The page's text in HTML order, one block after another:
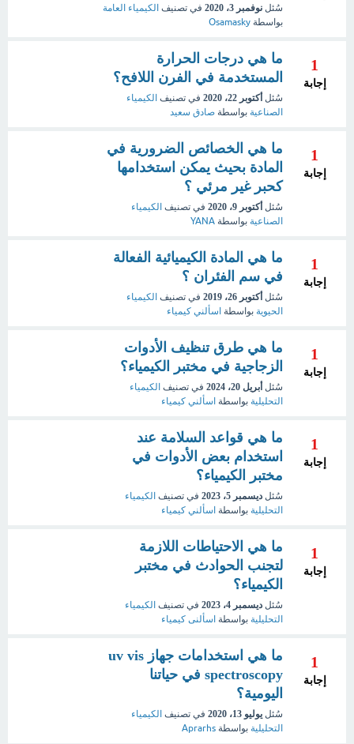
سُئل نوفمبر 3، 2020 في تصنيف الكيمياء العامة
بواسطة Osamasky
1
إجابة
ما هي درجات الحرارة
المستخدمة في الفرن اللافح؟
سُئل أكتوبر 22، 2020 في تصنيف الكيمياء
الصناعية بواسطة صادق سعيد
1
إجابة
ما هي الخصائص الضرورية في
المادة بحيث يمكن استخدامها
كحبر غير مرئي ؟
سُئل أكتوبر 9، 2020 في تصنيف الكيمياء
الصناعية بواسطة YANA
1
إجابة
ما هي المادة الكيميائية الفعالة
في سم الفئران ؟
سُئل أكتوبر 26، 2019 في تصنيف الكيمياء
الحيوية بواسطة اسألني كيمياء
1
إجابة
ما هي طرق تنظيف الأدوات
الزجاجية في مختبر الكيمياء؟
سُئل أبريل 20، 2024 في تصنيف الكيمياء
التحليلية بواسطة اسألني كيمياء
1
إجابة
ما هي قواعد السلامة عند
استخدام بعض الأدوات في
مختبر الكيمياء؟
سُئل ديسمبر 5، 2023 في تصنيف الكيمياء
التحليلية بواسطة اسألني كيمياء
1
إجابة
ما هي الاحتياطات اللازمة
لتجنب الحوادث في مختبر
الكيمياء؟
سُئل ديسمبر 4، 2023 في تصنيف الكيمياء
التحليلية بواسطة اسألنى كيمياء
1
إجابة
ما هي استخدامات جهاز uv vis
spectroscopy في حياتنا
اليومية؟
سُئل يوليو 13، 2020 في تصنيف الكيمياء
التحليلية بواسطة Aprarhs